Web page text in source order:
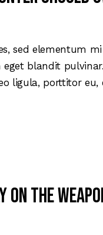
sed elementum
blandit
ligula, porttitor
on the